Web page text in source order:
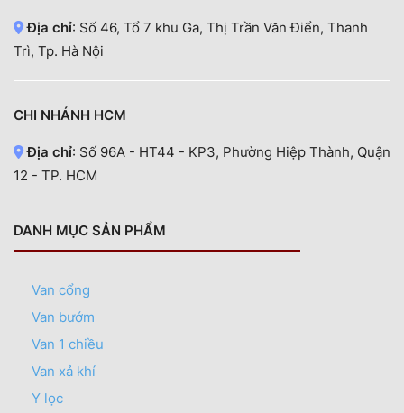
Địa chỉ: Số 46, Tổ 7 khu Ga, Thị Trần Văn Điển, Thanh
Trì, Tp. Hà Nội
CHI NHÁNH HCM
Địa chỉ: Số 96A - HT44 - KP3, Phường Hiệp Thành, Quận
12 - TP. HCM
DANH MỤC SẢN PHẨM
Van cổng
Van bướm
Van 1 chiều
Van xả khí
Y lọc